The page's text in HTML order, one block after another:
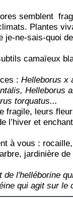
semblent
Plantes
je-ne-sais-quoi
camaïeux
: Helleborus x
Helleborus
torquatus...
fragile, leurs
l’hiver et
à vous :
jardinière de
l'helléborine
qui agit sur le